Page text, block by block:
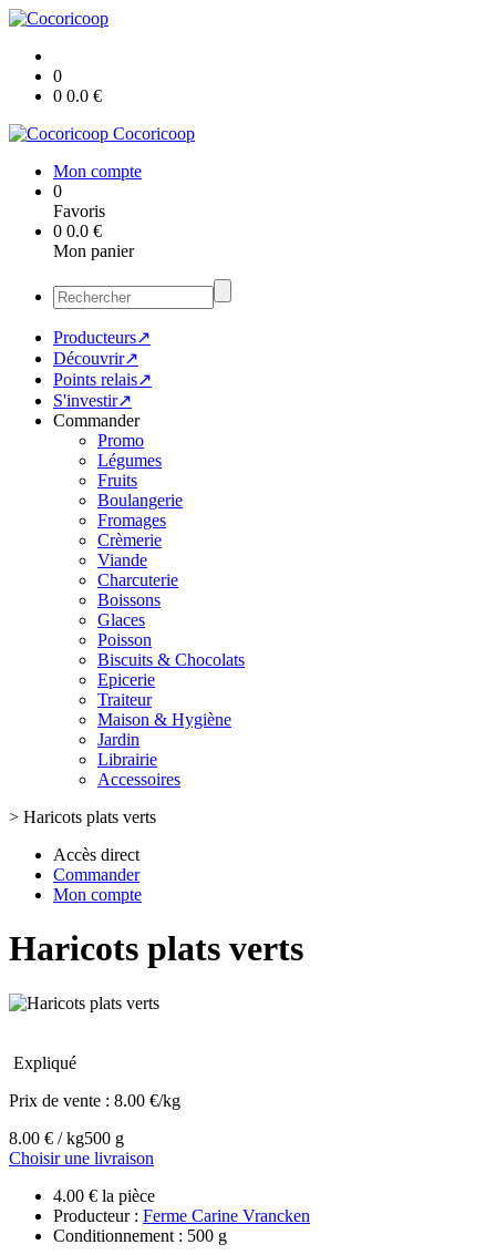
0
0 0.0 €
Cocoricoop
Mon compte
0
Favoris
0 0.0 €
Mon panier
Producteurs↗
Découvrir↗
Points relais↗
S'investir↗
Commander
Promo
Légumes
Fruits
Boulangerie
Fromages
Crèmerie
Viande
Charcuterie
Boissons
Glaces
Poisson
Biscuits & Chocolats
Epicerie
Traiteur
Maison & Hygiène
Jardin
Librairie
Accessoires
> Haricots plats verts
Accès direct
Commander
Mon compte
Haricots plats verts
Expliqué
Prix de vente : 8.00 €/kg
8.00 € / kg500 g
Choisir une livraison
4.00 € la pièce
Producteur : Ferme Carine Vrancken
Conditionnement : 500 g